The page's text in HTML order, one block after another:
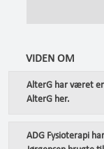
VIDEN OM
AlterG har været
AlterG her.
ADG Fysioterapi